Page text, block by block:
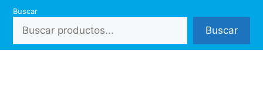
Saltar
contenido
Buscar
Buscar